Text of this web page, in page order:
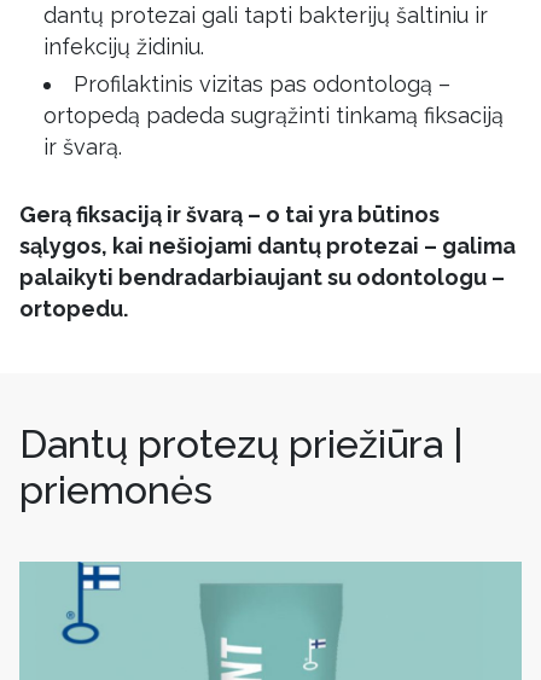
dantų protezai gali tapti bakterijų šaltiniu ir
infekcijų židiniu.
Profilaktinis vizitas pas odontologą –
ortopedą padeda sugrąžinti tinkamą fiksaciją
ir švarą.
Gerą fiksaciją ir švarą – o tai yra būtinos
sąlygos, kai nešiojami dantų protezai – galima
palaikyti bendradarbiaujant su odontologu –
ortopedu.
Dantų protezų priežiūra |
priemonės